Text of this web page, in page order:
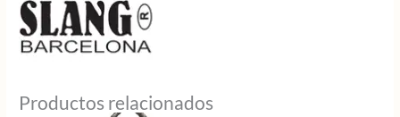
Productos relacionados